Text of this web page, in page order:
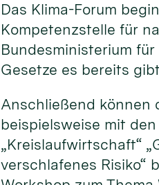
Das Klima-Forum
Kompetenzstelle für
Bundesministerium
Gesetze es bereits
Anschließend können
beispielsweise mit
„Kreislaufwirtschaft“
verschlafenes Risiko“